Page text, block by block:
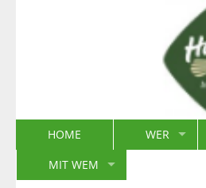
HOME WER
MIT WEM